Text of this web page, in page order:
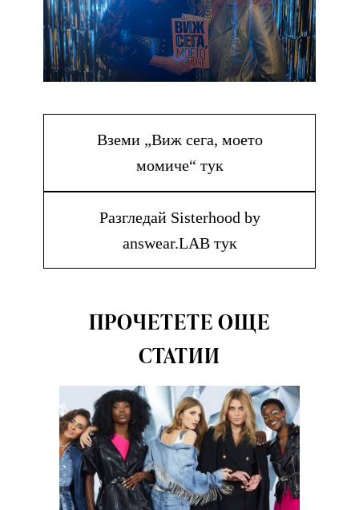
Вземи „Виж сега, моето
момиче“ тук
Разгледай Sisterhood by
answear.LAB тук
ПРОЧЕТЕТЕ ОЩЕ
СТАТИИ